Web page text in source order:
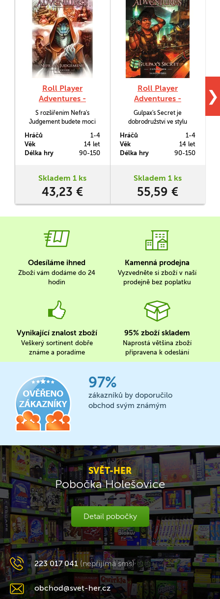
Roll Player
Adventures -
Nefras's Judgement
S rozšířením Nefra's
Judgement budete moci
příběhy, kterými vás bude
provádět roleplayingové
dobrodružství ve stylu RPG
Player Adventures.
Hráčů
1-4
Věk
14 let
Délka hry
90-150
Skladem 1 ks
43,23 €
Roll Player
Adventures -
Gulpax's Secret
Gulpax's Secret je
dobrodružství ve stylu
do univerza hry Roll Player.
Budete se v něm snažit
odhalit tajemství tohoto
Hráčů
1-4
Věk
14 let
Délka hry
90-150
Skladem 1 ks
55,59 €
❯
Odesíláme ihned
Zboží vám dodáme do 24
hodin
Kamenná prodejna
Vyzvedněte si zboží v naší
prodejně bez poplatku
Vynikající znalost zboží
Veškerý sortinent dobře
známe a poradíme
95% zboží skladem
Naprostá většina zboží
připravena k odeslání
97%
zákazníků by doporučilo
obchod svým známým
SVĚT-HER
Pobočka Holešovice
Detail pobočky
223 017 041 (nepřijímá sms)
obchod@svet-her.cz